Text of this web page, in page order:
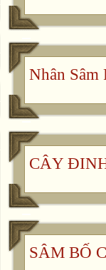
Nhân Sâm
CÂY
SÂM BỐ